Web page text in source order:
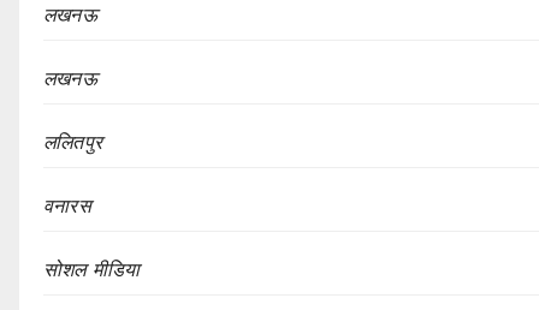
लखनऊ
लखनऊ
ललितपुर
वनारस
सोशल मीडिया